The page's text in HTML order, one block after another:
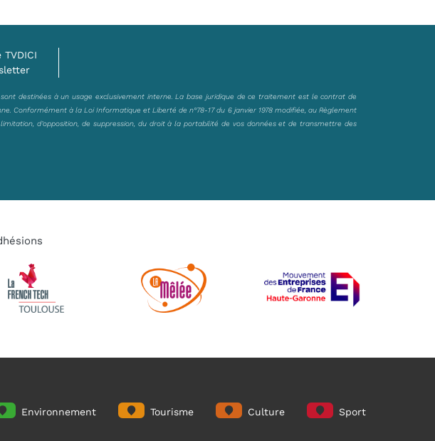
destinées à un usage exclusivement interne. La base juridique de ce traitement est le contrat de
Conformément à la Loi Informatique et Liberté de n°78-17 du 6 janvier 1978 modifiée, au Règlement
d’opposition, de suppression, du droit à la portabilité de vos données et de transmettre des
Environnement Tourisme Culture Sport